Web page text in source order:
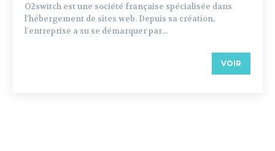
O2switch est une société française spécialisée dans
l'hébergement de sites web. Depuis sa création,
l'entreprise a su se démarquer par...
VOIR